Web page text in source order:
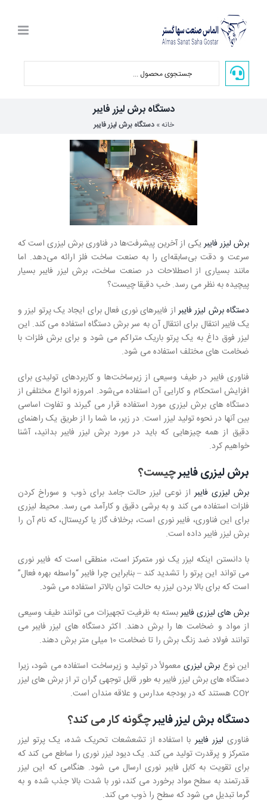
content
دستگاه برش لیزر فایبر
خانه»دستگاه برش لیزر فایبر
برش لیزر فایبریکی از آخرین پیشرفت‌ها در فناوری برش لیزری است که
سرعت و دقت بی‌سابقه‌ای را به صنعت ساخت فلز ارائه می‌دهد. اما
مانند بسیاری از اصطلاحات در صنعت ساخت، برش لیزر فایبر بسیار
پیچیده به نظر می رسد. خب دقیقا چیست؟
دستگاه برش لیزر فایبراز فایبرهای نوری فعال برای ایجاد یک پرتو لیزر و
یک فایبر انتقال برای انتقال آن به سر برش دستگاه استفاده می کند. این
لیزر فوق داغ به یک پرتو باریک متراکم می شود و برای برش فلزات با
ضخامت های مختلف استفاده می شود.
فناوری فایبر در طیف وسیعی از زیرساخت‌ها و کاربردهای تولیدی برای
افزایش استحکام و کارایی آن استفاده می‌شود. امروزه انواع مختلفی از
دستگاه های برش لیزری مورد استفاده قرار می گیرند و تفاوت اساسی
بین آنها در نحوه تولید لیزر است. در زیر، ما شما را از طریق یک راهنمای
دقیق از همه چیزهایی که باید در مورد برش لیزر فایبر بدانید، آشنا
خواهیم کرد.
برش لیزری فایبرچیست؟
برش لیزری فایبر از نوعی لیزر حالت جامد برای ذوب و سوراخ کردن
فلزات استفاده می کند و به برشی دقیق و کارآمد می رسد. محیط لیزری
برای این فناوری، فایبر نوری است، برخلاف گاز یا کریستال، که نام آن را
برش لیزر فایبر داده است.
با دانستن اینکه لیزر یک نور متمرکز است، منطقی است که فایبر نوری
می تواند این پرتو را تشدید کند – بنابراین چرا فایبر “واسطه بهره فعال”
است که برای بالا بردن لیزر به حالت توان بالاتر استفاده می شود.
برش های لیزری فایبربسته به ظرفیت تجهیزات می توانند طیف وسیعی
از مواد و ضخامت ها را برش دهند. اکثر دستگاه های لیزر فایبر می
توانند فولاد ضد زنگ برش را تا ضخامت 10 میلی متر برش دهند.
این نوع برش لیزری معمولاً در تولید و زیرساخت استفاده می شود، زیرا
دستگاه های برش لیزر فایبر به طور قابل توجهی گران تر از برش های لیزر
CO2 هستند که در بودجه مدارس و علاقه مندان است.
دستگاه برش لیزر فایبرچگونه کار می کند؟
فناوریلیزر فایبر با استفاده از تشعشعات تحریک شده، یک پرتو لیزر
متمرکز و پرقدرت تولید می کند. یک دیود لیزر نوری را ساطع می کند که
برای تقویت به کابل فایبر نوری ارسال می شود. هنگامی که این لیزر
قدرتمند به سطح مواد برخورد می کند، نور با شدت بالا جذب شده و به
گرما تبدیل می شود که سطح را ذوب می کند.